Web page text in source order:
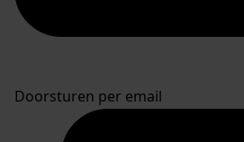
Doorsturen per email